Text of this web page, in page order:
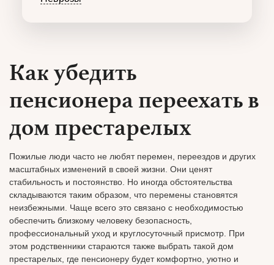
Как убедить
пенсионера переехать в
дом престарелых
Пожилые люди часто не любят перемен, переездов и других
масштабных изменений в своей жизни. Они ценят
стабильность и постоянство. Но иногда обстоятельства
складываются таким образом, что перемены становятся
неизбежными. Чаще всего это связано с необходимостью
обеспечить близкому человеку безопасность,
профессиональный уход и круглосуточный присмотр. При
этом родственники стараются также выбрать такой дом
престарелых, где пенсионеру будет комфортно, уютно и